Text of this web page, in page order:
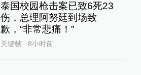
泰国校园枪击案已致6死23
伤，总理阿努廷到场致
歉，“非常悲痛！”
关键帧 8小时前